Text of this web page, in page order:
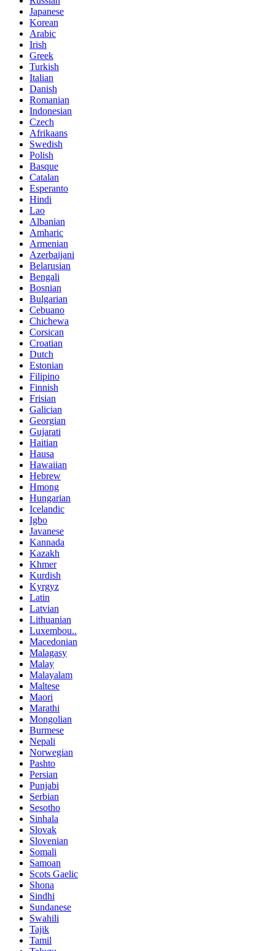
Japanese
Korean
Arabic
Irish
Greek
Turkish
Italian
Danish
Romanian
Indonesian
Czech
Afrikaans
Swedish
Polish
Basque
Catalan
Esperanto
Hindi
Lao
Albanian
Amharic
Armenian
Azerbaijani
Belarusian
Bengali
Bosnian
Bulgarian
Cebuano
Chichewa
Corsican
Croatian
Dutch
Estonian
Filipino
Finnish
Frisian
Galician
Georgian
Gujarati
Haitian
Hausa
Hawaiian
Hebrew
Hmong
Hungarian
Icelandic
Igbo
Javanese
Kannada
Kazakh
Khmer
Kurdish
Kyrgyz
Latin
Latvian
Lithuanian
Luxembou..
Macedonian
Malagasy
Malay
Malayalam
Maltese
Maori
Marathi
Mongolian
Burmese
Nepali
Norwegian
Pashto
Persian
Punjabi
Serbian
Sesotho
Sinhala
Slovak
Slovenian
Somali
Samoan
Scots Gaelic
Shona
Sindhi
Sundanese
Swahili
Tajik
Tamil